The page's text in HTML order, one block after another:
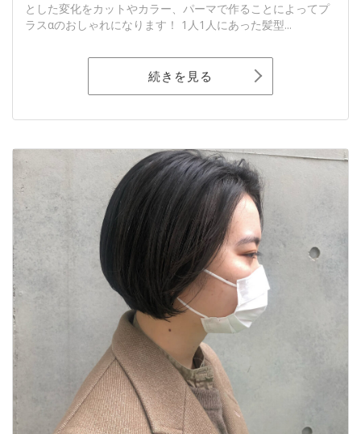
とした変化をカットやカラー、パーマで作ることによってプ
ラスαのおしゃれになります！ 1人1人にあった髪型...
続きを見る